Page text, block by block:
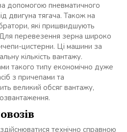
допомогою пневматичного
двигуна тягача. Також на
які пришвидшують
перевезення зерна широко
цистерни. Ці машини за
кількість вантажу.
такого типу економічно дуже
з причепами та
великий обсяг вантажу,
технічно справною